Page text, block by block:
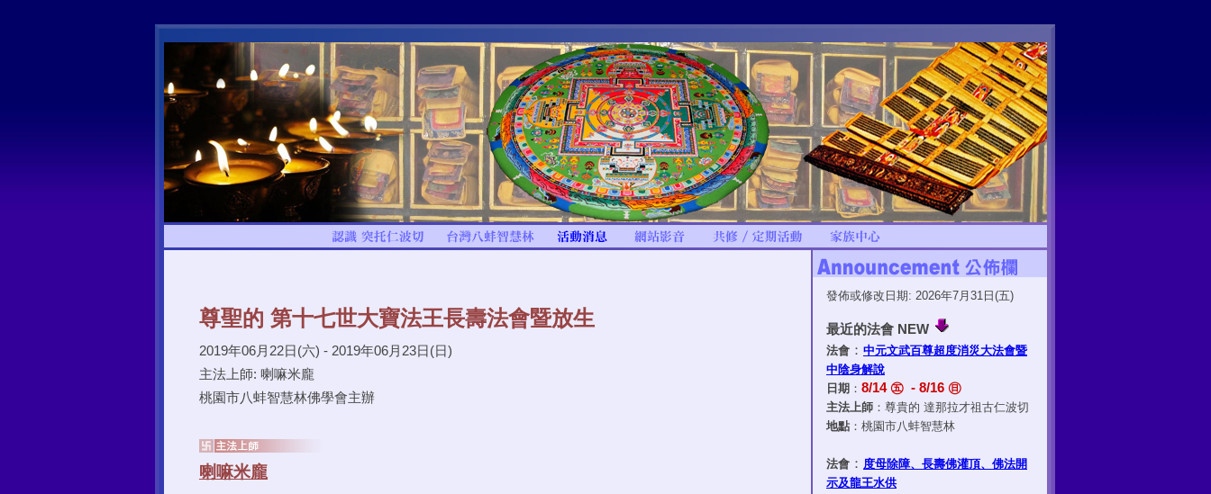
尊聖的 第十七世大寶法王長壽法會暨放生
2019年06月22日(六) - 2019年06月23日(日)
主法上師: 喇嘛米龐
桃園市八蚌智慧林佛學會主辦